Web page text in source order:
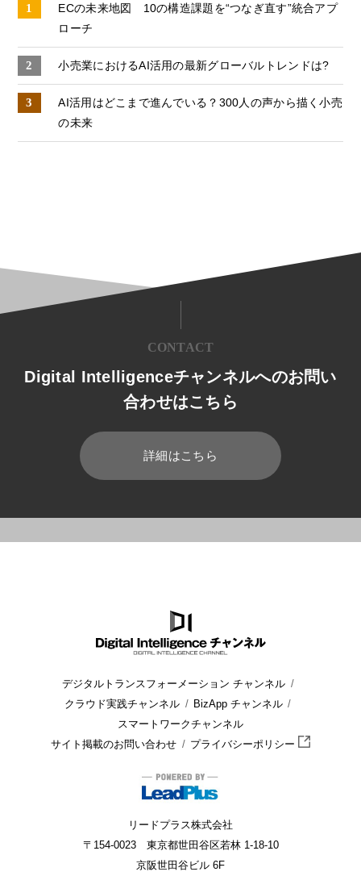
ECの未来地図 10の構造課題を“つなぎ直す”統合アプ
ローチ
小売業におけるAI活用の最新グローバルトレンドは?
AI活用はどこまで進んでいる？​300人の声から描く小売
の未来​
CONTACT
Digital Intelligenceチャンネルへのお問い
合わせはこちら
詳細はこちら
デジタルトランスフォーメーション チャンネル
クラウド実践チャンネル
BizApp チャンネル
スマートワークチャンネル
サイト掲載のお問い合わせ
プライバシーポリシー
リードプラス株式会社
〒154-0023 東京都世田谷区若林 1-18-10
京阪世田谷ビル 6F